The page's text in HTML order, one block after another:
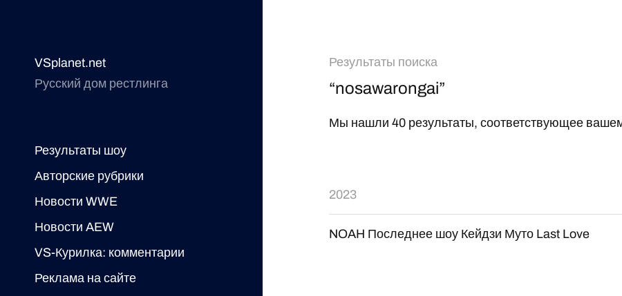
VSplanet.net
Русский дом рестлинга
Результаты шоу
Авторские рубрики
Новости WWE
Новости AEW
VS-Курилка: комментарии
Реклама на сайте
Результаты поиска
“nosawarongai”
Мы нашли 40 результаты, соответствующее
2023
NOAH Последнее шоу Кейдзи Муто Last Love